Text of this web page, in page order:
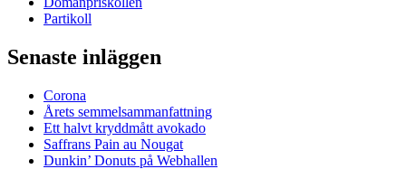
Partikoll
Senaste inläggen
Corona
Årets semmelsammanfattning
Ett halvt kryddmått avokado
Saffrans Pain au Nougat
Dunkin’ Donuts på Webhallen